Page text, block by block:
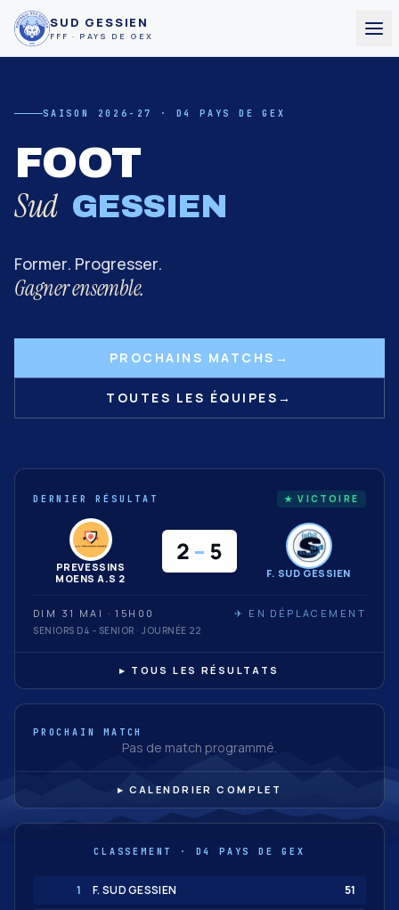
SUD GESSIEN
FFF · PAYS DE GEX
SAISON 2026-27 · D4 PAYS DE GEX
FOOT
Sud GESSIEN
Former. Progresser.
Gagner ensemble.
PROCHAINS MATCHS →
TOUTES LES ÉQUIPES →
DERNIER RÉSULTAT ★ VICTOIRE
PREVESSINS
MOENS A.S 2
2 – 5
F. SUD GESSIEN
DIM 31 MAI · 15H00 ✈ EN DÉPLACEMENT
SENIORS D4 - SENIOR · JOURNÉE 22
▸ TOUS LES RÉSULTATS
PROCHAIN MATCH
Pas de match programmé.
▸ CALENDRIER COMPLET
CLASSEMENT · D4 PAYS DE GEX
1 F. SUD GESSIEN 51